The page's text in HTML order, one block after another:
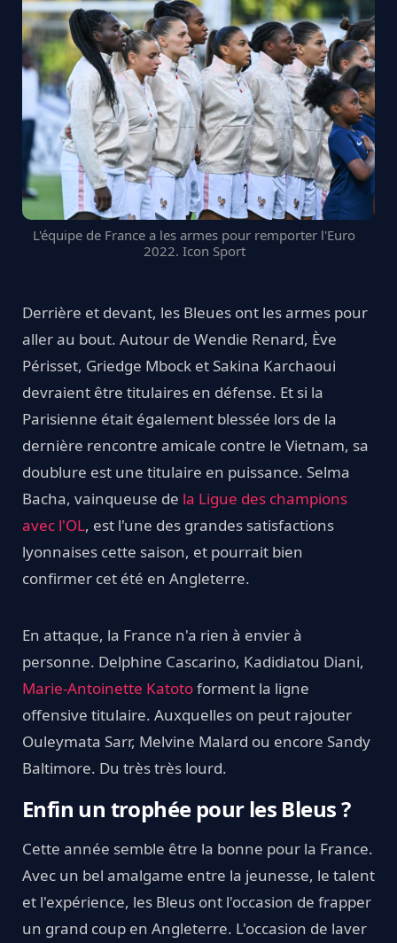
L'équipe de France a les armes pour remporter l'Euro
2022. Icon Sport
Derrière et devant, les Bleues ont les armes pour
aller au bout. Autour de Wendie Renard, Ève
Périsset, Griedge Mbock et Sakina Karchaoui
devraient être titulaires en défense. Et si la
Parisienne était également blessée lors de la
dernière rencontre amicale contre le Vietnam, sa
doublure est une titulaire en puissance. Selma
Bacha, vainqueuse de la Ligue des champions
avec l'OL, est l'une des grandes satisfactions
lyonnaises cette saison, et pourrait bien
confirmer cet été en Angleterre.
En attaque, la France n'a rien à envier à
personne. Delphine Cascarino, Kadidiatou Diani,
Marie-Antoinette Katotoforment la ligne
offensive titulaire. Auxquelles on peut rajouter
Ouleymata Sarr, Melvine Malard ou encore Sandy
Baltimore. Du très très lourd.
Enfin un trophée pour les Bleus ?
Cette année semble être la bonne pour la France.
Avec un bel amalgame entre la jeunesse, le talent
et l'expérience, les Bleus ont l'occasion de frapper
un grand coup en Angleterre. L'occasion de laver